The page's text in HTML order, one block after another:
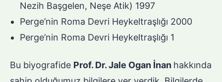
Nezih Başgelen, Neşe Atik) 1997
Perge’nin Roma Devri Heykeltraşlığı 2000
Perge’nin Roma Devri Heykeltraşlığı 1
Bu biyografide Prof. Dr. Jale Ogan İnan hakkında